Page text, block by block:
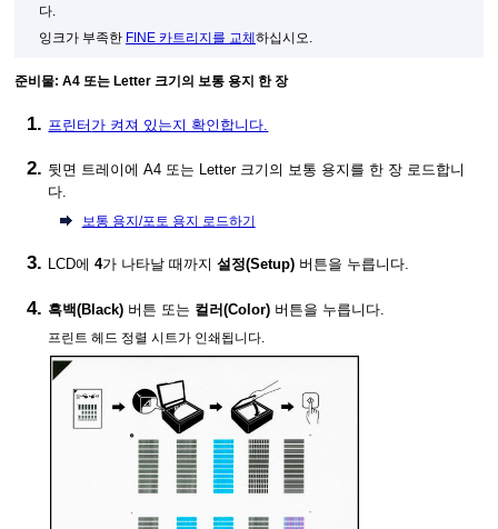
다.
잉크가 부족한 FINE 카트리지를 교체하십시오.
준비물: A4 또는 Letter 크기의 보통 용지 한 장
프린터 가 켜져 있는지 확인합니다.
뒷면 트레이에 A4 또는 Letter 크기의 보통 용지를 한 장 로드합니
다.
보통 용지/포토 용지 로드하기
LCD에4가 나타날 때까지설정(Setup) 버튼을 누릅니다.
흑백(Black) 버튼 또는 컬러(Color) 버튼을 누릅니다.
프린트 헤드 정렬 시트가 인쇄됩니다.